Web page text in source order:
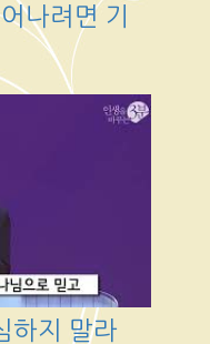
나려면 기
하지 말라